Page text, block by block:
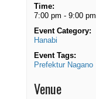
Time:
7:00 pm - 9:00 pm
Event Category:
Hanabi
Event Tags:
Prefektur Nagano
Venue